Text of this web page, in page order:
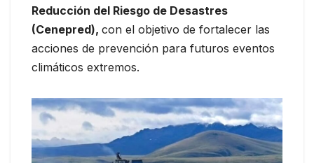
Reducción del Riesgo de Desastres
(Cenepred), con el objetivo de fortalecer las
acciones de prevención para futuros eventos
climáticos extremos.